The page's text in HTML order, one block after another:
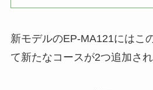
新モデルのEP-MA121にはこ
て新たなコースが2つ追加され